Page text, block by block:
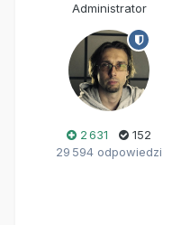
Administrator
2 631
152
29 594 odpowiedzi